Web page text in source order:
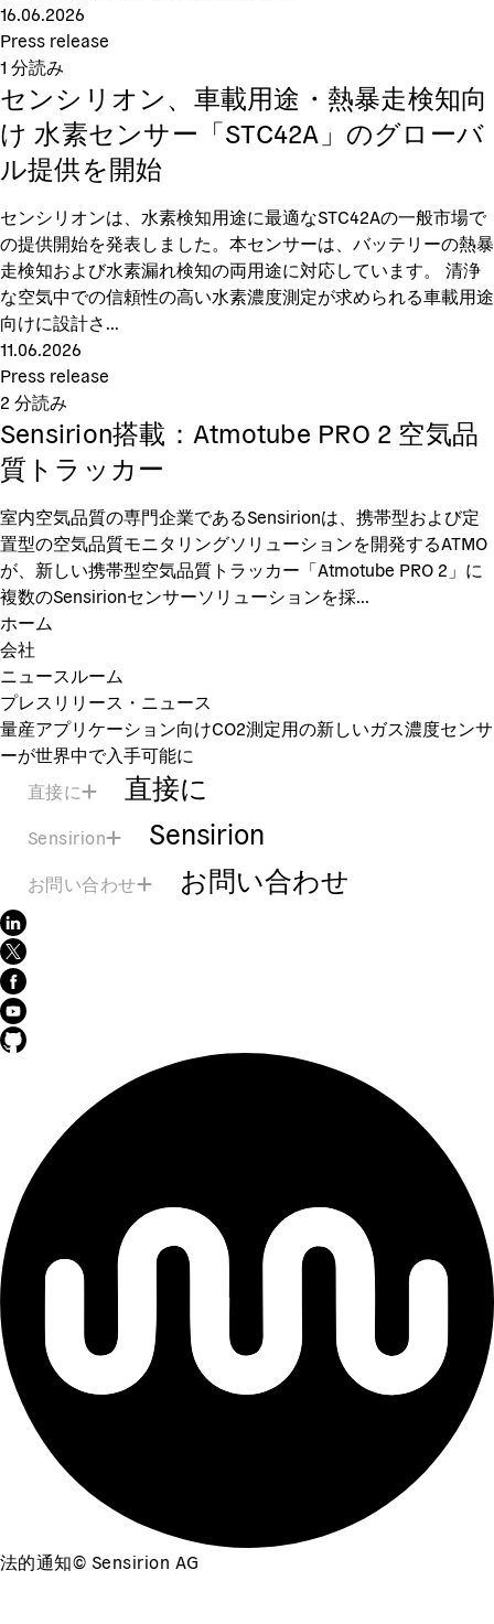
16.06.2026
Press release
1 分読み
センシリオン、車載用途・熱暴走検知向
け 水素センサー「STC42A」のグローバ
ル提供を開始
センシリオンは、水素検知用途に最適なSTC42Aの一般市場で
の提供開始を発表しました。本センサーは、バッテリーの熱暴
走検知および水素漏れ検知の両用途に対応しています。 清浄
な空気中での信頼性の高い水素濃度測定が求められる車載用途
向けに設計さ...
11.06.2026
Press release
2 分読み
Sensirion搭載：Atmotube PRO 2 空気品
質トラッカー
室内空気品質の専門企業であるSensirionは、携帯型および定
置型の空気品質モニタリングソリューションを開発するATMO
が、新しい携帯型空気品質トラッカー「Atmotube PRO 2」に
複数のSensirionセンサーソリューションを採...
ホーム
会社
ニュースルーム
プレスリリース・ニュース
量産アプリケーション向けCO2測定用の新しいガス濃度センサ
ーが世界中で入手可能に
直接に
直接に
Sensirion Sensirion
お問い合わせ お問い合わせ
法的通知© Sensirion AG